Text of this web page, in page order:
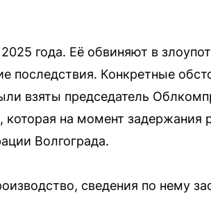
года. Её обвиняют в
Конкретные
взяты председатель
на момент задержания
Волгограда.
сведения по нему